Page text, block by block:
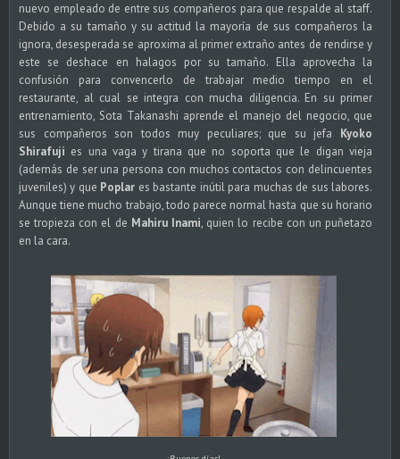
nuevo empleado de entre sus compañeros para que respalde al staff.
Debido a su tamaño y su actitud la mayoría de sus compañeros la
ignora, desesperada se aproxima al primer extraño antes de rendirse y
este se deshace en halagos por su tamaño. Ella aprovecha la
confusión para convencerlo de trabajar medio tiempo en el
restaurante, al cual se integra con mucha diligencia. En su primer
entrenamiento, Sota Takanashi aprende el manejo del negocio, que
sus compañeros son todos muy peculiares; que su jefa Kyoko
Shirafuji es una vaga y tirana que no soporta que le digan vieja
(además de ser una persona con muchos contactos con delincuentes
juveniles) y que Poplar es bastante inútil para muchas de sus labores.
Aunque tiene mucho trabajo, todo parece normal hasta que su horario
se tropieza con el de Mahiru Inami, quien lo recibe con un puñetazo
en la cara.